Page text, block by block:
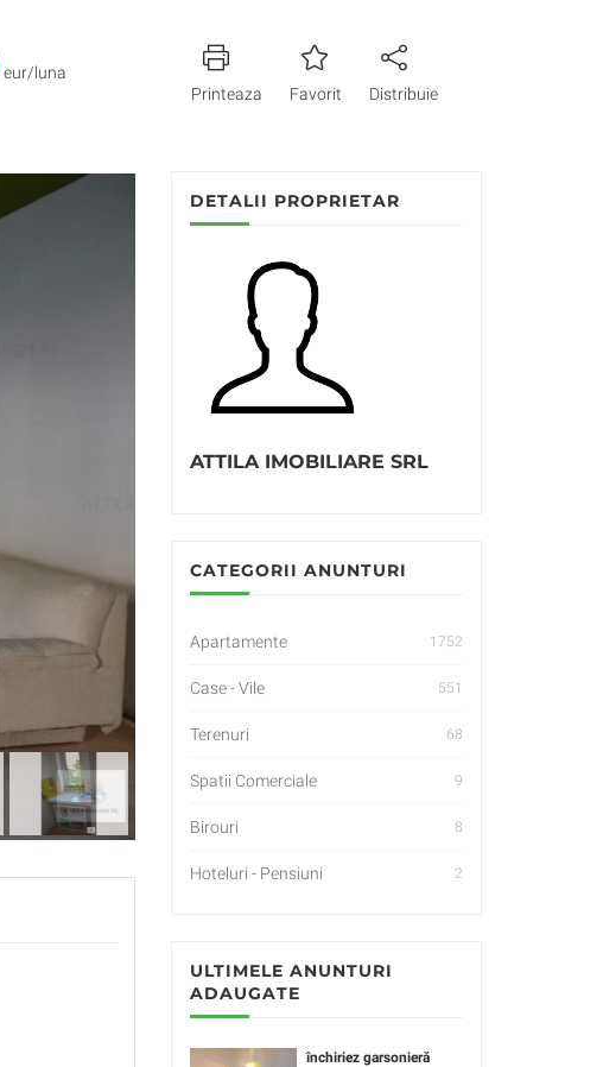
eur/luna
Printeaza
Favorit Distribuie
DETALII PROPRIETAR
ATTILA IMOBILIARE SRL
CATEGORII ANUNTURI
Apartamente 1752
Case - Vile 551
Terenuri 68
Spatii Comerciale 9
Birouri 8
Hoteluri - Pensiuni 2
ULTIMELE ANUNTURI
ADAUGATE
închiriez garsonieră